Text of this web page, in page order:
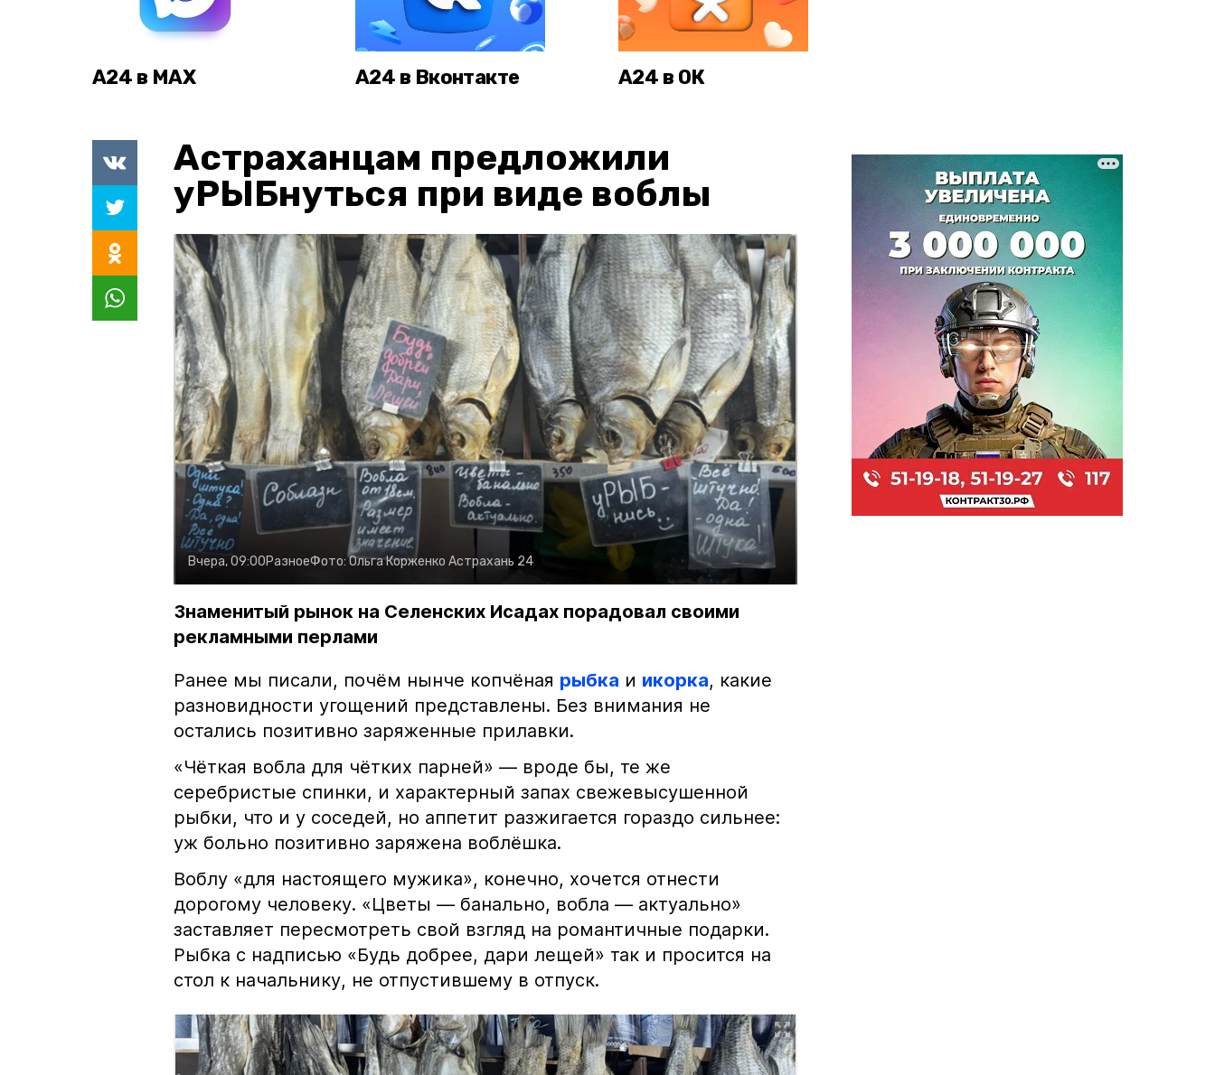
А24 в MAX А24 в Вконтакте А24 в ОК
Астраханцам предложили
уРЫБнуться при виде воблы
Вчера, 09:00РазноеФото:Ольга Корженко Астрахань 24
Знаменитый рынок на Селенских Исадах порадовал своими
рекламными перлами
Ранее мы писали, почём нынче копчёная рыбка и икорка, какие
разновидности угощений представлены. Без внимания не
остались позитивно заряженные прилавки.
«Чёткая вобла для чётких парней» — вроде бы, те же
серебристые спинки, и характерный запах свежевысушенной
рыбки, что и у соседей, но аппетит разжигается гораздо сильнее:
уж больно позитивно заряжена воблёшка.
Воблу «для настоящего мужика», конечно, хочется отнести
дорогому человеку. «Цветы — банально, вобла — актуально»
заставляет пересмотреть свой взгляд на романтичные подарки.
Рыбка с надписью «Будь добрее, дари лещей» так и просится на
стол к начальнику, не отпустившему в отпуск.